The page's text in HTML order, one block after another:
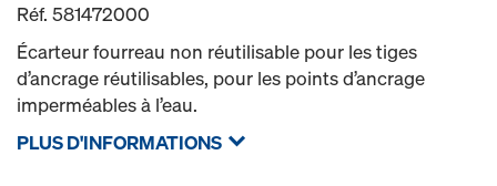
Réf. 581472000
Écarteur fourreau non réutilisable pour les tiges
d’ancrage réutilisables, pour les points d’ancrage
imperméables à l’eau.
PLUS D'INFORMATIONS